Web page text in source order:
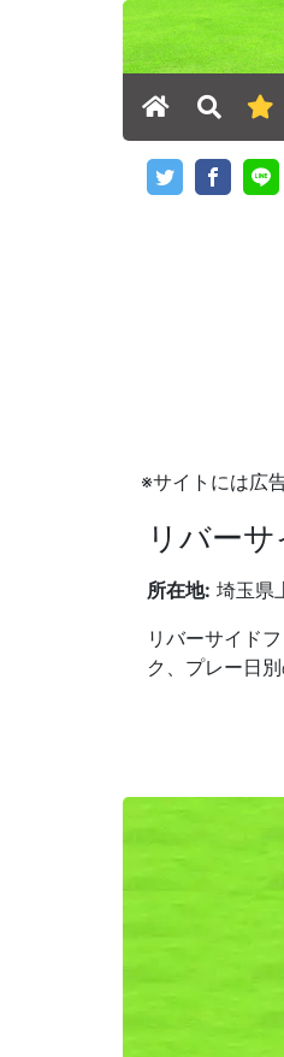
※サイトには広
リバー
所在地: 埼玉県
リバーサイド
ク、プレー日